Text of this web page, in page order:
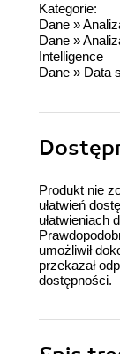
Kategorie:
Dane »
Dane »
Intelligence
Dane » Data
Produkt nie
ułatwień
ułatwieniach
umożliwił
przekazał
dostępności.